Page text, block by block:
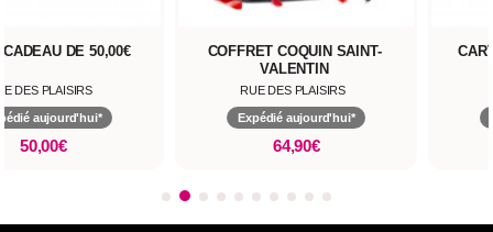
DE 50,00€
DES PLAISIRS
aujourd'hui*
50,00€
COFFRET COQUIN SAINT-
VALENTIN
RUE DES PLAISIRS
Expédié aujourd'hui*
64,90€